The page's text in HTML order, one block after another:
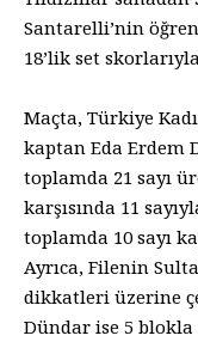
Santarelli’nin
18’lik set
Maçta, Türkiye
kaptan Eda Erdem
toplamda 21 sayı
karşısında 11
toplamda 10 sayı
Ayrıca, Filenin
dikkatleri üzerine
Dündar ise 5 blokla